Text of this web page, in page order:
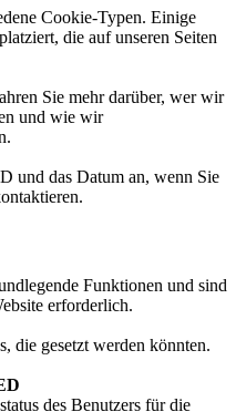
Cookie-Typen. Einige
die auf unseren Seiten
Sie mehr darüber, wer wir
und wie wir
und das Datum an, wenn Sie
Funktionen und sind
erforderlich.
die gesetzt werden könnten.
des Benutzers für die